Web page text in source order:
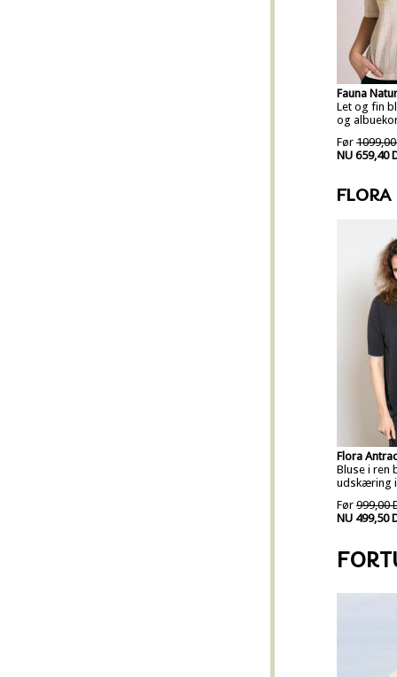
Fauna
Let og fin
og
Før 1099,00
NU 659,40
FLORA
Flora
Bluse i ren
udskæring
Før 999,00
NU 499,50